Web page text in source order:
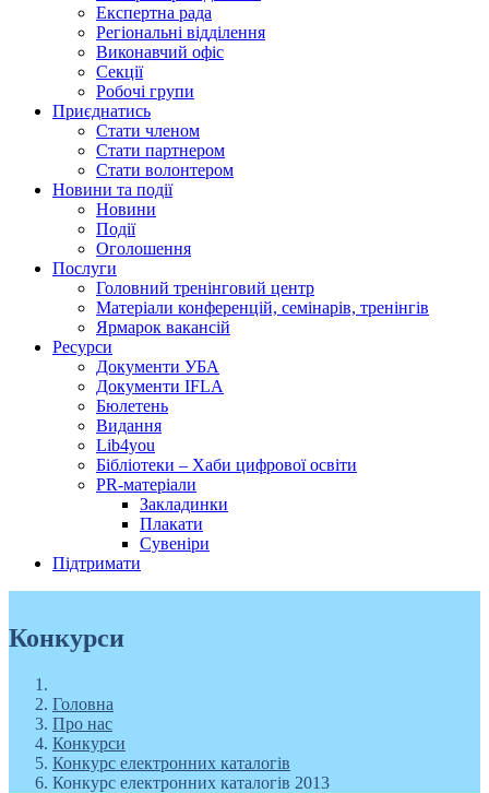
Експертна рада
Регіональні відділення
Виконавчий офіс
Секції
Робочі групи
Приєднатись
Стати членом
Стати партнером
Стати волонтером
Новини та події
Новини
Події
Оголошення
Послуги
Головний тренінговий центр
Матеріали конференцій, семінарів, тренінгів
Ярмарок вакансій
Ресурси
Документи УБА
Документи IFLA
Бюлетень
Видання
Lib4you
Бібліотеки – Хаби цифрової освіти
PR-матеріали
Закладинки
Плакати
Сувеніри
Підтримати
Конкурси
Головна
Про нас
Конкурси
Конкурс електронних каталогів
Конкурс електронних каталогів 2013